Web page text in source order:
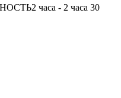
2 часа - 2 часа 30